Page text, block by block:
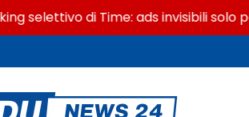
di Time: ads invisibili solo per i